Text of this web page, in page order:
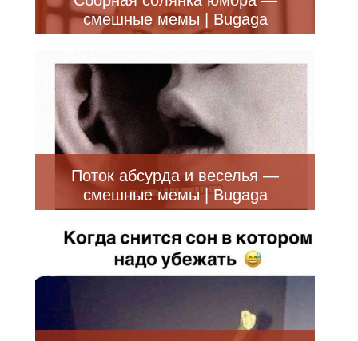
смешные мемы | Bugaga
Поток абсурда и веселья —
смешные мемы | Bugaga